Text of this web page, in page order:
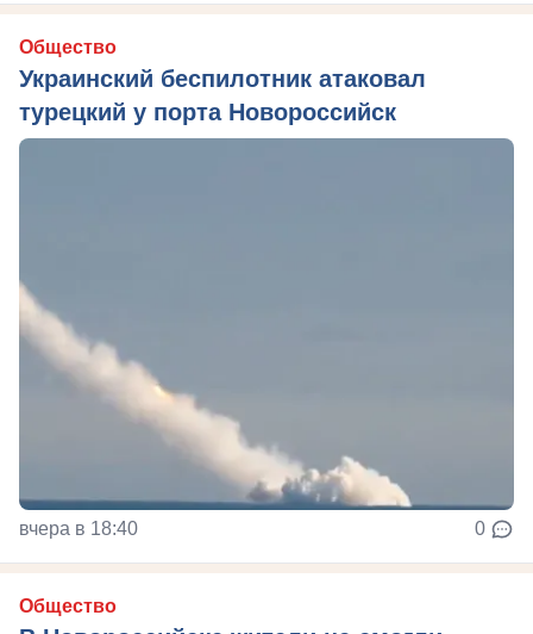
Общество
Украинский беспилотник атаковал
турецкий у порта Новороссийск
вчера в 18:40 0
Общество